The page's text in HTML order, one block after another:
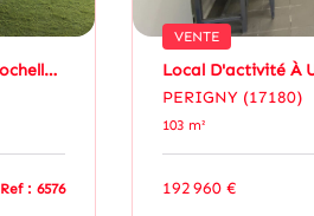
A Vendre Local D'activité La Rochelle 208 M²
Ref : 6576
VENTE
PERIGNY (17180)
103 m²
192 960 €